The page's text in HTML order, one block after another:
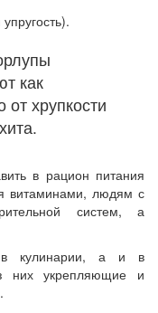
как
от хрупкости
в рацион питания
витаминами, людям с
систем, а
кулинарии, а и в
них укрепляющие и